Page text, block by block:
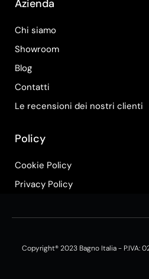
Azienda
Chi siamo
Showroom
Blog
Contatti
Le recensioni dei nostri clienti
Policy
Cookie Policy
Privacy Policy
Copyright® 2023 Bagno Italia - P.IVA: